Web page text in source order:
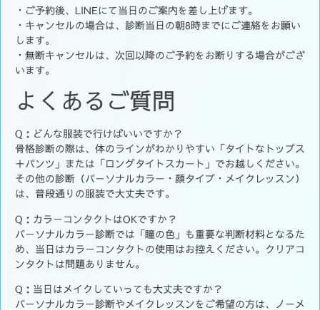
・ご予約後、LINEにて当日のご案内を差し上げます。
・キャンセルの場合は、診断当日の朝8時までにご連絡をお願い
します。
・無断キャンセルは、次回以降のご予約をお断りする場合がござ
います。
よくあるご質問
Q：どんな服装で行けばいいですか？
骨格診断の際は、体のラインがわかりやすい「タイトなトップス
＋パンツ」または「ロングタイトスカート」でお越しください。
その他の診断（パーソナルカラー・顔タイプ・メイクレッスン）
は、普段通りの服装で大丈夫です。
Q：カラーコンタクトはOKですか？
パーソナルカラー診断では「瞳の色」も重要な判断材料となるた
め、当日はカラーコンタクトの使用はお控えください。クリアコ
ンタクトは問題ありません。
Q：当日はメイクしていっても大丈夫ですか？
パーソナルカラー診断やメイクレッスンをご希望の方は、ノーメ